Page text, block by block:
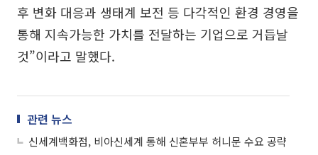
후 변화 대응과 생태계 보전 등 다각적인 환경 경영을
통해 지속가능한 가치를 전달하는 기업으로 거듭날
것”이라고 말했다.
관련 뉴스
신세계백화점, 비아신세계 통해 신혼부부 허니문 수요 공략